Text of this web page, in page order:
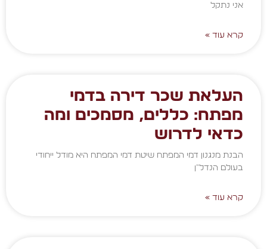
אני נתקל
קרא עוד »
העלאת שכר דירה בדמי
מפתח: כללים, מסמכים ומה
כדאי לדרוש
הבנת מנגנון דמי המפתח שיטת דמי המפתח היא מודל ייחודי
בעולם הנדל"ן
קרא עוד »